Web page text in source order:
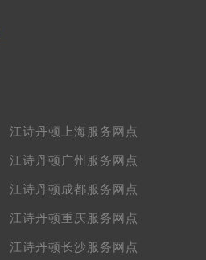
江诗丹顿上海服务网点
江诗丹顿广州服务网点
江诗丹顿成都服务网点
江诗丹顿重庆服务网点
江诗丹顿长沙服务网点